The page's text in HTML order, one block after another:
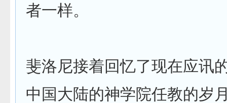
者一样。
斐洛尼接着回忆了现在应讯
中国大陆的神学院任教的岁